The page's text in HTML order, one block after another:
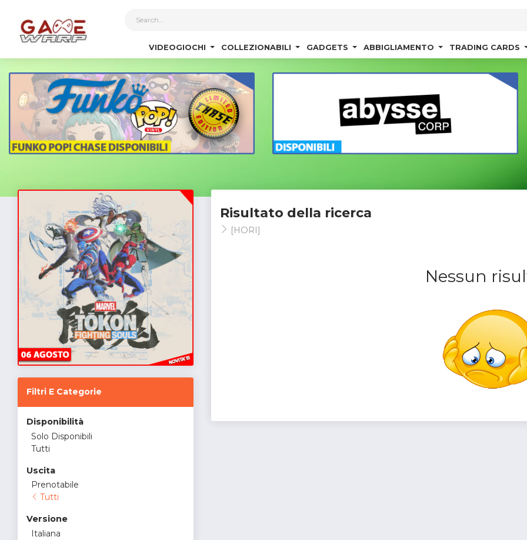
VIDEOGIOCHI COLLEZIONABILI GADGETS ABBIGLIAMENTO TRADING CARDS
Filtri E Categorie
Disponibilità
Solo Disponibili
Tutti
Uscita
Prenotabile
Tutti
Versione
Italiana
Risultato della ricerca
[HORI]
Nessun